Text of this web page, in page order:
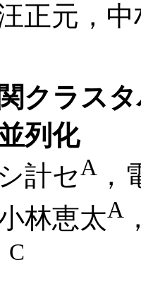
正元，中
クラス
列化
計セA ，
小林恵太A
C